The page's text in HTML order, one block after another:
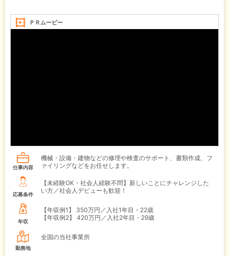
ＰＲムービー
仕事内容
機械・設備・建物などの修理や検査のサポート、書類作成、フ
ァイリングなどをお任せします。
応募条件
【未経験OK・社会人経験不問】新しいことにチャレンジした
い方／社会人デビューも歓迎！
年収
【年収例1】
350万円／入社1年目・22歳
【年収例2】
420万円／入社2年目・29歳
勤務地
全国の当社事業所